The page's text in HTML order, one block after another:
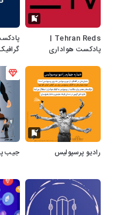
Tehran Reds |
پادکست هواداری
رادیو پرسپولیس جیب